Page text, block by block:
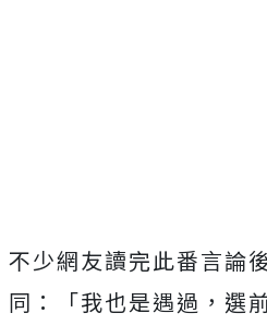
不少網友讀完此番言論
同：「我也是遇過，選